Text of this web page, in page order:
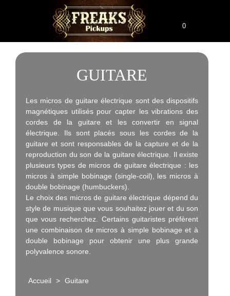
0
GUITARE
Les micros de guitare électrique sont des dispositifs
magnétiques utilisés pour capter les vibrations des
cordes de la guitare et les convertir en signal
électrique. Ils sont placés sous les cordes de la
guitare et sont responsables de la capture et de la
reproduction du son de la guitare électrique. Il existe
plusieurs types de micros de guitare électrique : les
micros à simple bobinage (single-coil), les micros à
double bobinage (humbuckers).
Le choix des micros de guitare électrique dépend du
style de musique que vous souhaitez jouer et du son
que vous recherchez. Certains guitaristes préfèrent
une combinaison de micros à simple bobinage et à
double bobinage pour obtenir une plus grande
polyvalence sonore.
Accueil > Guitare